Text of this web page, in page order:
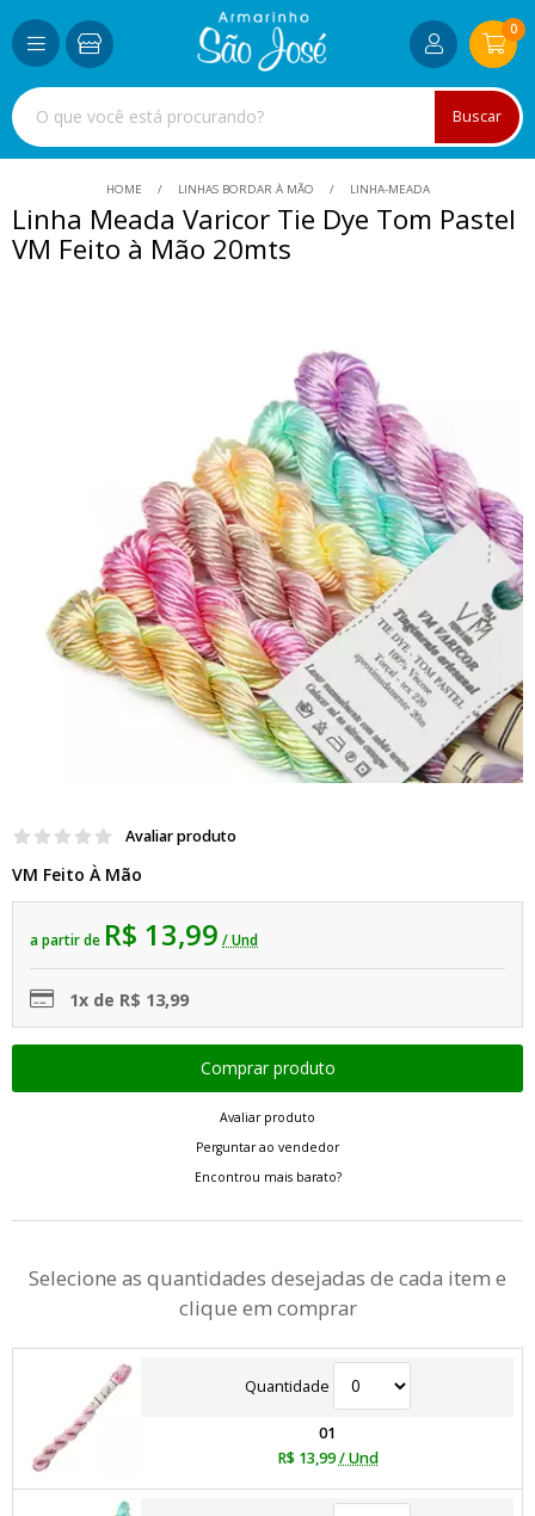
Buscar
0
HOME LINHAS BORDAR À MÃO LINHA-MEADA
Linha Meada Varicor Tie Dye Tom Pastel
VM Feito à Mão 20mts
Avaliar produto
VM Feito À Mão
a partir de R$ 13,99 / Und
1x de R$ 13,99
Avaliar produto
Perguntar ao vendedor
Encontrou mais barato?
Selecione as quantidades desejadas de cada item e
clique em comprar
Quantidade
01
R$ 13,99 / Und